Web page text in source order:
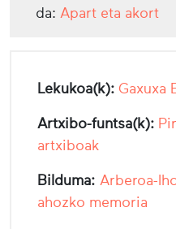
da: Apart eta akort
Lekukoa(k): Gaxuxa
Artxibo-funtsa(k):
artxiboak
Bilduma: Arberoa-
ahozko memoria